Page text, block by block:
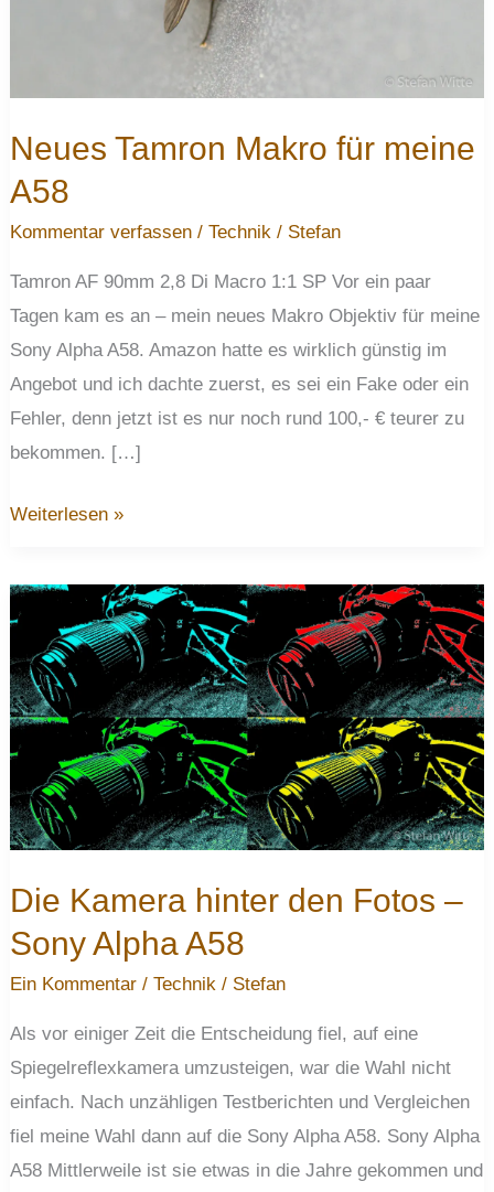
Neues Tamron Makro für meine
A58
Kommentar verfassen /Technik / Stefan
Tamron AF 90mm 2,8 Di Macro 1:1 SP Vor ein paar
Tagen kam es an – mein neues Makro Objektiv für meine
Sony Alpha A58. Amazon hatte es wirklich günstig im
Angebot und ich dachte zuerst, es sei ein Fake oder ein
Fehler, denn jetzt ist es nur noch rund 100,- € teurer zu
bekommen. […]
Neues
Makro
für
meine
A58
Weiterlesen »
Die Kamera hinter den Fotos –
Sony Alpha A58
Ein Kommentar /Technik / Stefan
Als vor einiger Zeit die Entscheidung fiel, auf eine
Spiegelreflexkamera umzusteigen, war die Wahl nicht
einfach. Nach unzähligen Testberichten und Vergleichen
fiel meine Wahl dann auf die Sony Alpha A58. Sony Alpha
A58 Mittlerweile ist sie etwas in die Jahre gekommen und